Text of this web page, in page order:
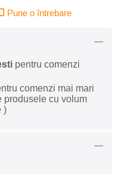
Pune o întrebare
pentru comenzi
comenzi mai mari
produsele cu volum
)